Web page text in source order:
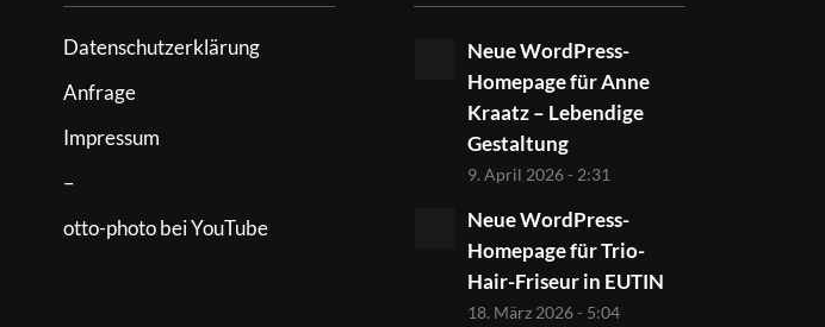
Datenschutzerklärung
Anfrage
Impressum
–
otto-photo bei YouTube
Neue WordPress-
Homepage für Anne
Kraatz – Lebendige
Gestaltung
9. April 2026 - 2:31
Neue WordPress-
Homepage für Trio-
Hair-Friseur in EUTIN
18. März 2026 - 5:04